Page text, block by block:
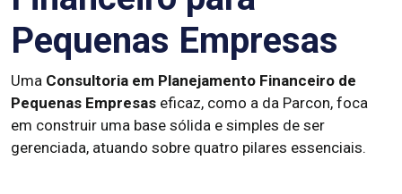
Pequenas Empresas
Uma Consultoria em Planejamento Financeiro de
Pequenas Empresas eficaz, como a da Parcon, foca
em construir uma base sólida e simples de ser
gerenciada, atuando sobre quatro pilares essenciais.